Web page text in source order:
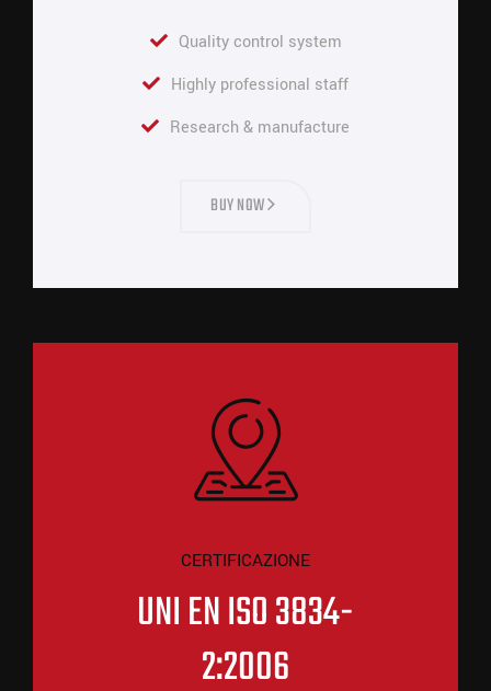
Quality control system
Highly professional staff
Research & manufacture
BUY NOW
CERTIFICAZIONE
UNI EN ISO 3834-
2:2006